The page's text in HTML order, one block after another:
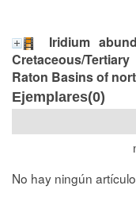
Iridium
Cretaceous/
Raton Basins of
Ejemplares(0)
No hay ningún